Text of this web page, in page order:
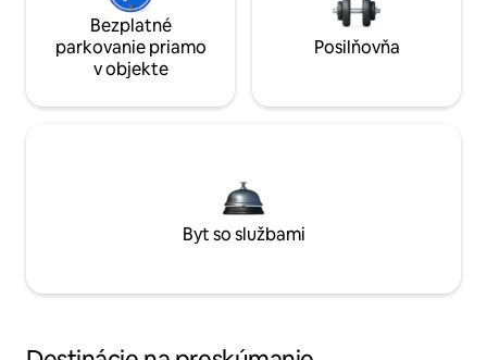
Bezplatné
parkovanie priamo
v objekte
Posilňovňa
Byt so službami